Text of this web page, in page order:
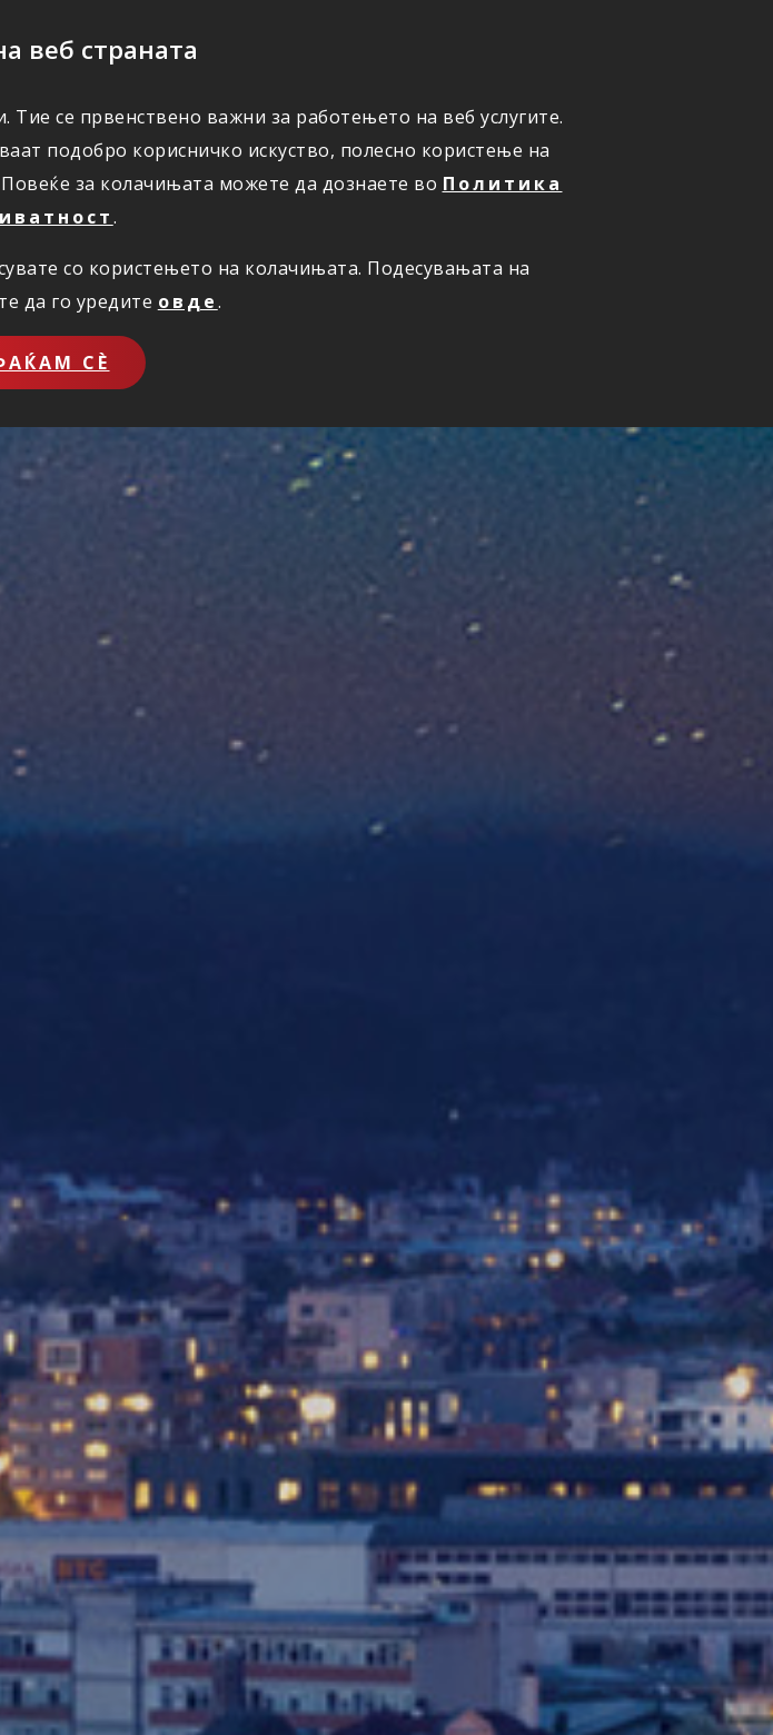
веб страната
се првенствено важни за работењето на веб услугите.
подобро корисничко искуство, полесно користење на
за колачињата можете да дознаете во Политика
.
со користењето на колачињата. Подесувањата на
да го уредите овде.
СЀ
ЗА НАС ОНЛАЈН ПРИЈАВИ ШТЕТА